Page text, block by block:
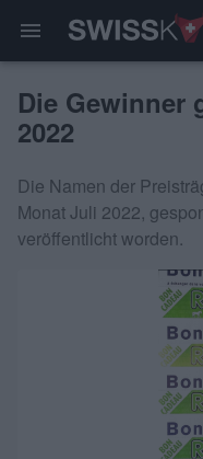
menu
Die Gewinner
2022
Die Namen der
Monat Juli 2022,
veröffentlicht worden.